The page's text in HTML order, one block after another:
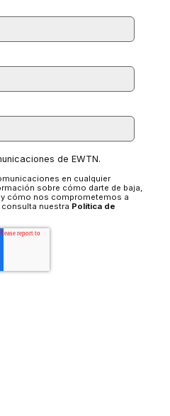
de EWTN.
en cualquier
sobre cómo darte de baja,
cómo nos comprometemos a
consulta nuestra Política de